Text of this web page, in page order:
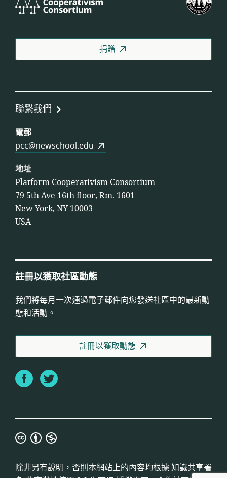
Cooperativism
國
盟
捐贈
聯繫我們
電郵
pcc@newschool.edu
地址
Platform Cooperativism Consortium
79 5th Ave 16th floor, Rm. 1601
New York, NY 10003
USA
註冊以獲取社區動態
我們將每月一次通過電子郵件向您發送社區中的最新動
態和活動。
註冊以獲取動態
FacebookTwitter
知
共
享
除非另有說明，否則本網站上的內容均根據知識共享署